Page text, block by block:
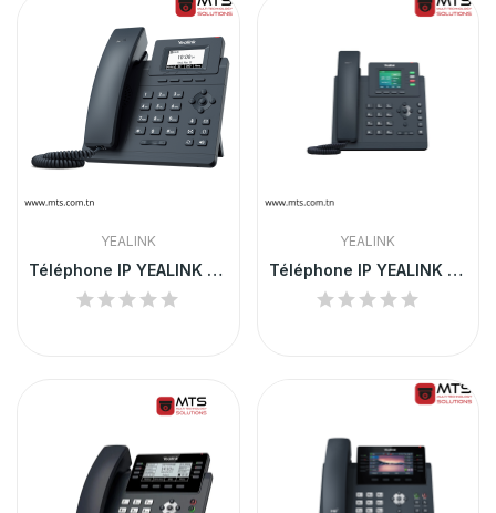
YEALINK
Téléphone IP YEALINK SIP-T31P
YEALINK
Téléphone IP YEALINK SIP-T33G